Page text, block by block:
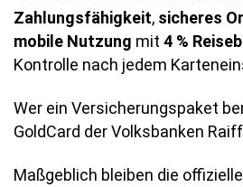
Zahlungsfähigkeit, sicheres
mobile Nutzung mit 4 %
Kontrolle nach jedem
Wer ein Versicherungspaket
GoldCard der Volksbanken
Maßgeblich bleiben die